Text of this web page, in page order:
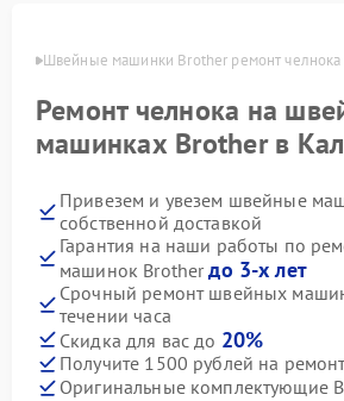
Швейные машинки Brother ремонт челнока
Ремонт челнока на
машинках Brother в
Привезем и увезем швейные
собственной доставкой
Гарантия на наши работы по
машинок Brotherдо 3-х лет
Срочный ремонт швейных
течении часа
Скидка для вас до 20%
Получите 1500 рублей на
Оригинальные комплектующие